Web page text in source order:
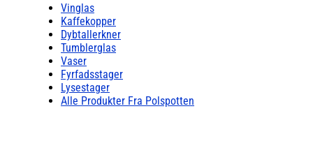
Vinglas
Kaffekopper
Dybtallerkner
Tumblerglas
Vaser
Fyrfadsstager
Lysestager
Alle Produkter Fra Polspotten